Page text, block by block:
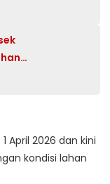
April 2026 dan kini
kondisi lahan